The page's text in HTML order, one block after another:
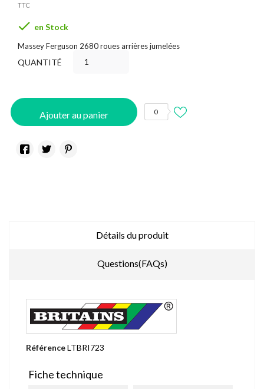
TTC
 en Stock
Massey Ferguson 2680 roues arrières jumelées
QUANTITÉ
Ajouter au panier 0
Détails du produit
Questions(FAQs)
RéférenceLTBRI723
Fiche technique